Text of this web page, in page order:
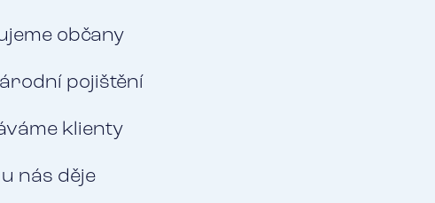
občany
pojištění
klienty
nás děje